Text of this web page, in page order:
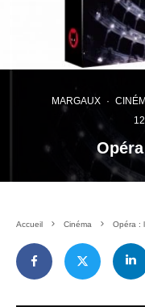
MARGAUX ·
Accueil Cinéma Opéra :